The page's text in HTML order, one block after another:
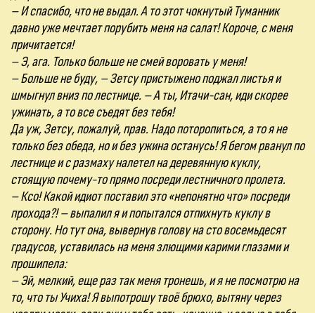
– И спасибо, что не выдал. А то этот чокнутый Туманник
давно уже мечтает порубить меня на салат! Короче, с меня
причитается!
– Э, ага. Только больше не смей воровать у меня!
– Больше не буду, – Зетсу пристыжено поджал листья и
шмыгнул вниз по лестнице. – А ты, Итачи-сан, иди скорее
ужинать, а то все съедят без тебя!
Да уж, Зетсу, пожалуй, прав. Надо поторопиться, а то я не
только без обеда, но и без ужина останусь! Я бегом рванул по
лестнице и с размаху налетел на деревянную куклу,
стоящую почему-то прямо посреди лестничного пролета.
– Ксо! Какой идиот поставил это «непонятно что» посреди
прохода?! – выпалил я и попытался отпихнуть куклу в
сторону. Но тут она, вывернув голову на сто восемьдесят
градусов, уставилась на меня злющими карими глазами и
прошипела:
– Эй, мелкий, еще раз так меня тронешь, и я не посмотрю на
то, что ты Учиха! Я выпотрошу твоё брюхо, вытяну через